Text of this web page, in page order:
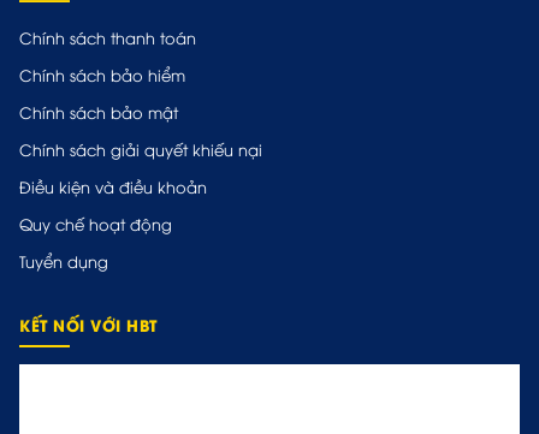
Chính sách thanh toán
Chính sách bảo hiểm
Chính sách bảo mật
Chính sách giải quyết khiếu nại
Điều kiện và điều khoản
Quy chế hoạt động
Tuyển dụng
KẾT NỐI VỚI HBT